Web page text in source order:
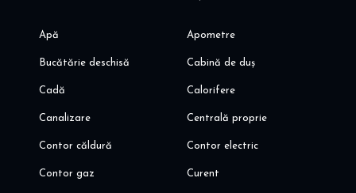
Apă Apometre
Bucătărie deschisă Cabină de duș
Cadă Calorifere
Canalizare Centrală proprie
Contor căldură Contor electric
Contor gaz Curent